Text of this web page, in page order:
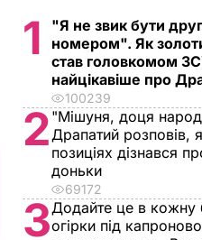
1
"Я не звик бути
номером". Як
став головкомом
найцікавіше про
100239
2 "Мішуня, доця
Драпатий розповів,
позиціях дізнався
доньки
69172
3Додайте це в кожну
огірки під